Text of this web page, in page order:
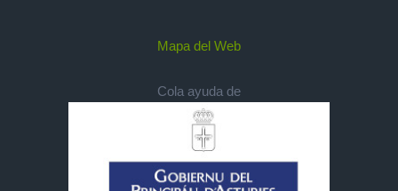
Mapa del Web
Cola ayuda de